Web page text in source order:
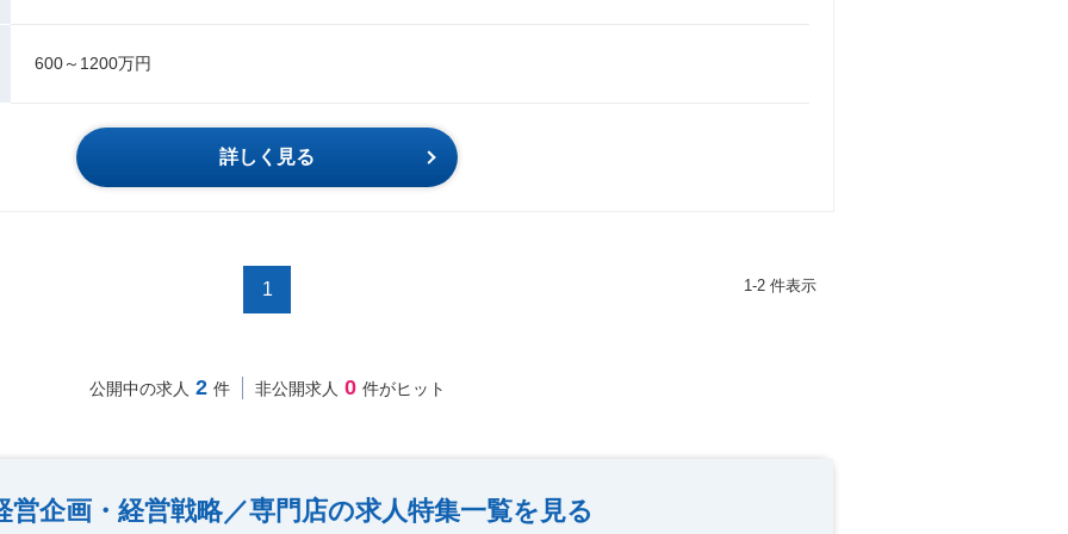
600～1200万円
詳しく見る
1 1-2 件表示
公開中の求人 2 件 非公開求人 0 件がヒット
営企画・経営戦略／専門店の求人特集一覧を見る